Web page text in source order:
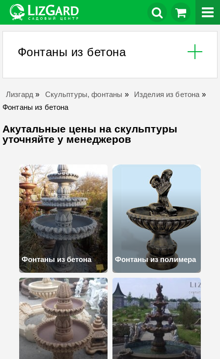
Фонтаны из бетона
Лизгард » Скульптуры, фонтаны » Изделия из бетона »
Фонтаны из бетона
Акутальные цены на скульптуры
уточняйте у менеджеров
Фонтаны из бетона Фонтаны из полимера